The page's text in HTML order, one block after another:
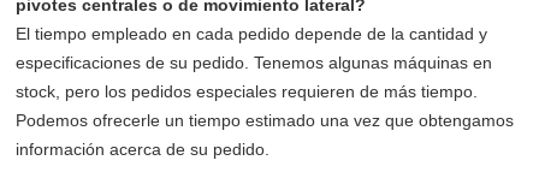
pivotes centrales o de movimiento lateral?
El tiempo empleado en cada pedido depende de la cantidad y
especificaciones de su pedido. Tenemos algunas máquinas en
stock, pero los pedidos especiales requieren de más tiempo.
Podemos ofrecerle un tiempo estimado una vez que obtengamos
información acerca de su pedido.